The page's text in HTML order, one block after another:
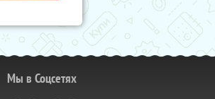
Мы в Соцсетях